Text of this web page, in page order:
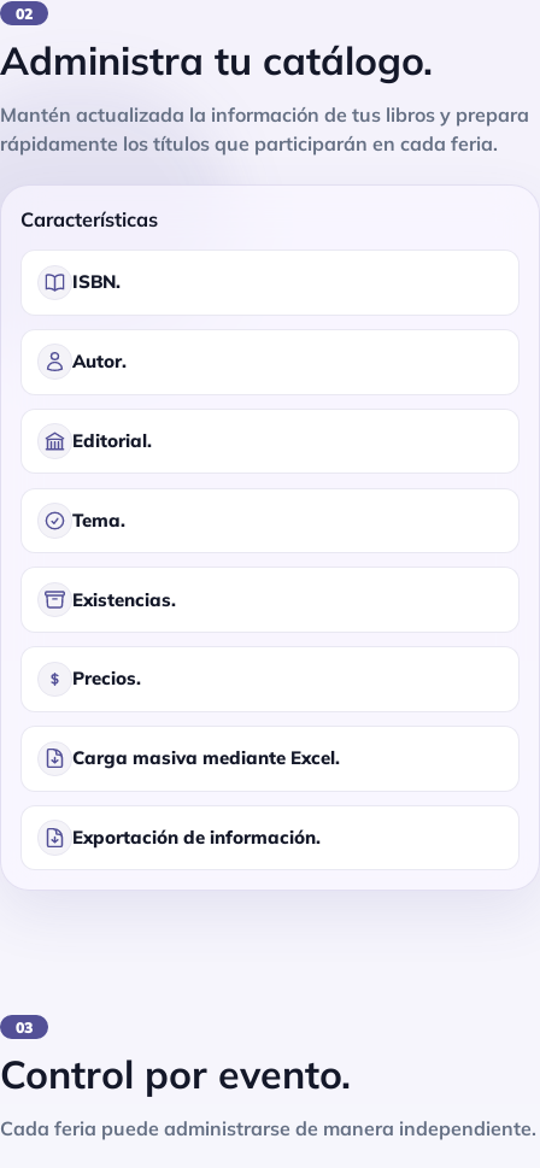
02
Administra tu catálogo.
Mantén actualizada la información de tus libros y prepara
rápidamente los títulos que participarán en cada feria.
Características
ISBN.
Autor.
Editorial.
Tema.
Existencias.
Precios.
Carga masiva mediante Excel.
Exportación de información.
03
Control por evento.
Cada feria puede administrarse de manera independiente.